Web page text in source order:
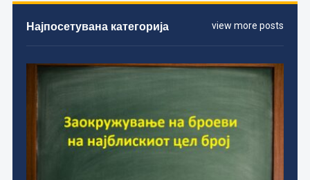
view more posts
Најпосетувана категорија